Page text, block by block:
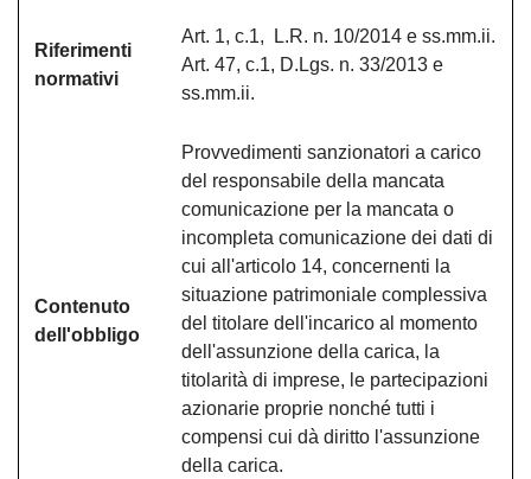
Riferimenti
normativi
Art. 1, c.1, L.R. n. 10/2014 e ss.mm.ii.
Art. 47, c.1, D.Lgs. n. 33/2013 e
ss.mm.ii.
Contenuto
dell'obbligo
Provvedimenti sanzionatori a carico
del responsabile della mancata
comunicazione per la mancata o
incompleta comunicazione dei dati di
cui all'articolo 14, concernenti la
situazione patrimoniale complessiva
del titolare dell'incarico al momento
dell'assunzione della carica, la
titolarità di imprese, le partecipazioni
azionarie proprie nonché tutti i
compensi cui dà diritto l'assunzione
della carica.